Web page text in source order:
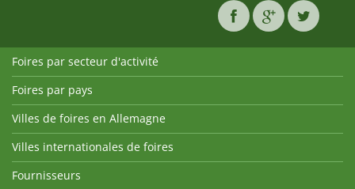
Foires par secteur d'activité
Foires par pays
Villes de foires en Allemagne
Villes internationales de foires
Fournisseurs